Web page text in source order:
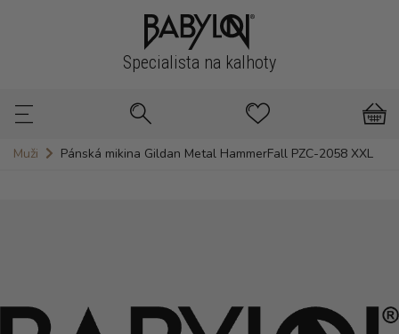
Specialista na kalhoty
Muži Pánská mikina Gildan Metal HammerFall PZC-2058 XXL